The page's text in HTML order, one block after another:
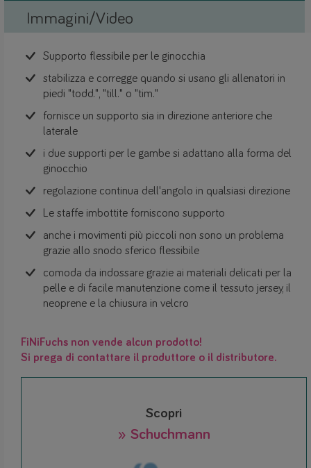
Immagini/Video
Supporto flessibile per le ginocchia
stabilizza e corregge quando si usano gli allenatori in
piedi "todd.", "till." o "tim."
fornisce un supporto sia in direzione anteriore che
laterale
i due supporti per le gambe si adattano alla forma del
ginocchio
regolazione continua dell'angolo in qualsiasi direzione
Le staffe imbottite forniscono supporto
anche i movimenti più piccoli non sono un problema
grazie allo snodo sferico flessibile
comoda da indossare grazie ai materiali delicati per la
pelle e di facile manutenzione come il tessuto jersey, il
neoprene e la chiusura in velcro
FiNiFuchs non vende alcun prodotto!
Si prega di contattare il produttore o il distributore.
Scopri
» Schuchmann